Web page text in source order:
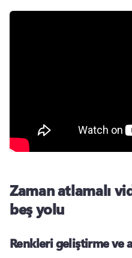
Zaman atlamalı
beş yolu
Renkleri geliştirme ve